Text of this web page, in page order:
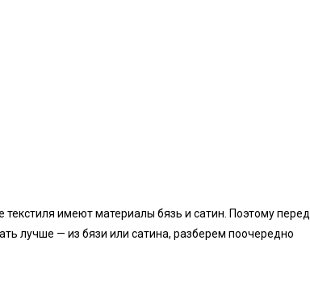
имеют материалы бязь и сатин. Поэтому перед
лучше — из бязи или сатина, разберем поочередно